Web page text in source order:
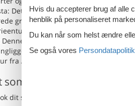
Dette arkæologiske område er
græske templer i verden. Det viser
Denne charmerende middelalderby
landskab. Dens
fra Alcamo.
sommerhus i Alcamo nu
dit sommerhus i Alcamo nu og
Hvis du accepterer brug af alle
henblik på personaliseret
Du kan når som helst ændre
Se også vores Persondatapolitik